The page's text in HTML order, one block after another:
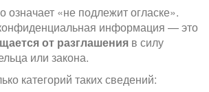
«не подлежит огласке».
информация — это
от разглашения в силу
или закона.
категорий таких сведений: